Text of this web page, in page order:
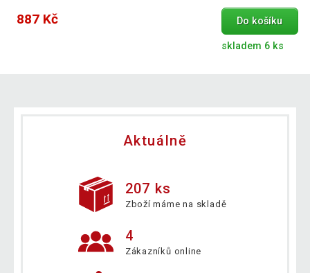
887 Kč Do košíku
skladem 6 ks
Aktuálně
207 ks
Zboží máme na skladě
4
Zákazníků online